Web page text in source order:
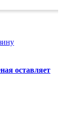
оставляет